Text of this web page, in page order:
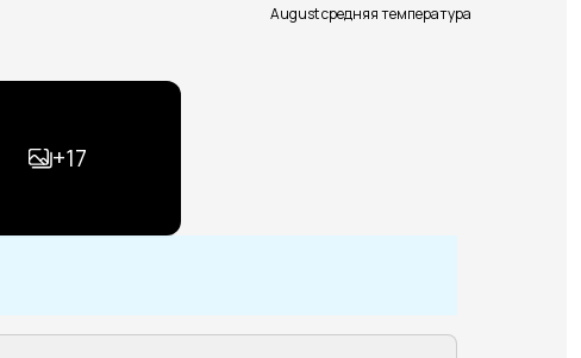
August средняя температура
+17